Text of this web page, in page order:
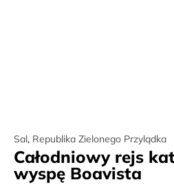
Sal, Republika Zielonego Przylądka
Całodniowy rejs
wyspę Boavista